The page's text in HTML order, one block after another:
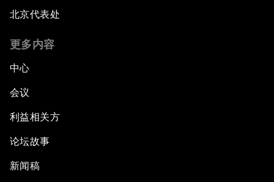
Champions 2014
Opening Plenary with Premier Li Keqiang
The New Climate Context
Dot.com Again?
北京代表处
更多内容
中心
会议
利益相关方
论坛故事
新闻稿